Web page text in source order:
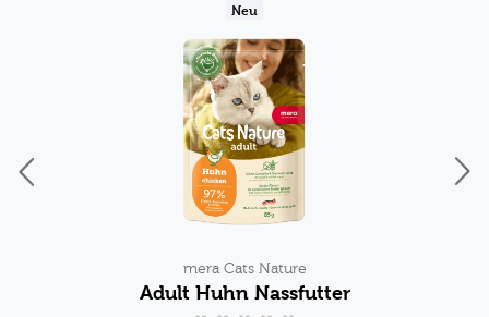
Neu
mera Cats Nature
Adult Huhn Nassfutter